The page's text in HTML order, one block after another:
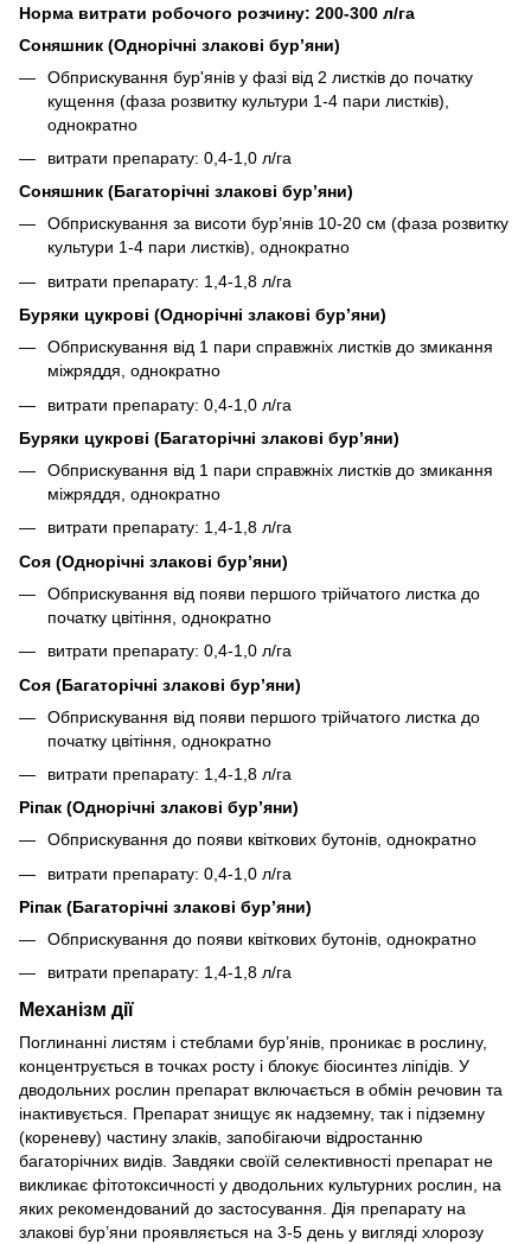
Норма витрати робочого розчину: 200-300 л/га
Соняшник (Однорічні злакові бур’яни)
Обприскування бур'янів у фазі від 2 листків до початку
кущення (фаза розвитку культури 1-4 пари листків),
однократно
витрати препарату: 0,4-1,0 л/га
Соняшник (Багаторічні злакові бур’яни)
Обприскування за висоти бур’янів 10-20 см (фаза розвитку
культури 1-4 пари листків), однократно
витрати препарату: 1,4-1,8 л/га
Буряки цукрові (Однорічні злакові бур’яни)
Обприскування від 1 пари справжніх листків до змикання
міжряддя, однократно
витрати препарату: 0,4-1,0 л/га
Буряки цукрові (Багаторічні злакові бур’яни)
Обприскування від 1 пари справжніх листків до змикання
міжряддя, однократно
витрати препарату: 1,4-1,8 л/га
Соя (Однорічні злакові бур’яни)
Обприскування від появи першого трійчатого листка до
початку цвітіння, однократно
витрати препарату: 0,4-1,0 л/га
Соя (Багаторічні злакові бур’яни)
Обприскування від появи першого трійчатого листка до
початку цвітіння, однократно
витрати препарату: 1,4-1,8 л/га
Ріпак (Однорічні злакові бур’яни)
Обприскування до появи квіткових бутонів, однократно
витрати препарату: 0,4-1,0 л/га
Ріпак (Багаторічні злакові бур’яни)
Обприскування до появи квіткових бутонів, однократно
витрати препарату: 1,4-1,8 л/га
Механізм дії
Поглинанні листям і стеблами бур’янів, проникає в рослину,
концентрується в точках росту і блокує біосинтез ліпідів. У
дводольних рослин препарат включається в обмін речовин та
інактивується. Препарат знищує як надземну, так і підземну
(кореневу) частину злаків, запобігаючи відростанню
багаторічних видів. Завдяки своїй селективності препарат не
викликає фітотоксичності у дводольних культурних рослин, на
яких рекомендований до застосування. Дія препарату на
злакові бур’яни проявляється на 3-5 день у вигляді хлорозу